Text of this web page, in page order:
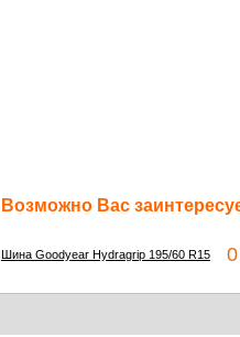
Возможно Вас
Шина Goodyear Hydragrip 195/60 R15 0